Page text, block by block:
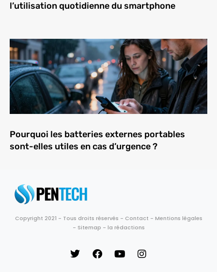
l’utilisation quotidienne du smartphone
Pourquoi les batteries externes portables
sont-elles utiles en cas d’urgence ?
Copyright 2021 - Tous droits réservés - Contact - Mentions légales
- Sitemap - la rédactions